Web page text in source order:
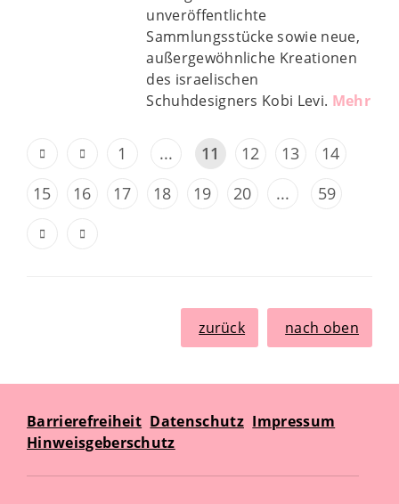
unveröffentlichte
Sammlungsstücke sowie neue,
außergewöhnliche Kreationen
des israelischen
Schuhdesigners Kobi Levi. Mehr
1 ... 11 12 13
14
15
16 17 18 19 20 ... 59
zurück nach oben
Barrierefreiheit Datenschutz Impressum
Hinweisgeberschutz